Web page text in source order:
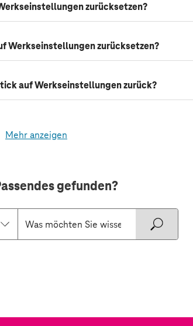
zurücksetzen?
Werkseinstellungen zurücksetzen?
auf Werkseinstellungen zurück?
Mehr anzeigen
gefunden?